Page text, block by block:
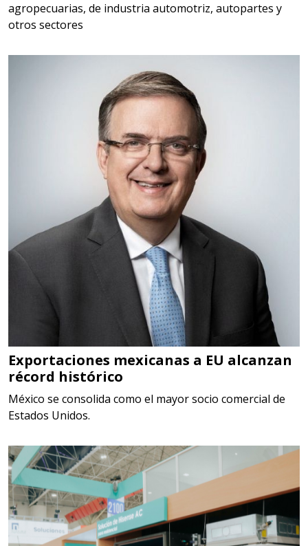
Empresa en Querétaro
Requiere:
HERRAMIENTAS DE TORQUE
Especificaciones:
TORQUE CONTROLADO,
MECANICOS, ELECTRONICOS,
DIGITALES, MULTIPLICADORES,
PARA PUNTAS,
Aplicar al Requerimiento
Empresa en Estado de México
SCRAP
Somos Proveedores de GESTION
DE RESIDUOS Y DESTRUCCION
FISCAL
Aplicar al Requerimiento
Empresa en Jalisco
Requiere:
MATERIALES PARA SELLOS DE
SISTEMAS DE ESCAPE
agropecuarias, de industria automotriz, autopartes y
otros sectores
Exportaciones mexicanas a EU alcanzan
récord histórico
México se consolida como el mayor socio comercial de
Estados Unidos.